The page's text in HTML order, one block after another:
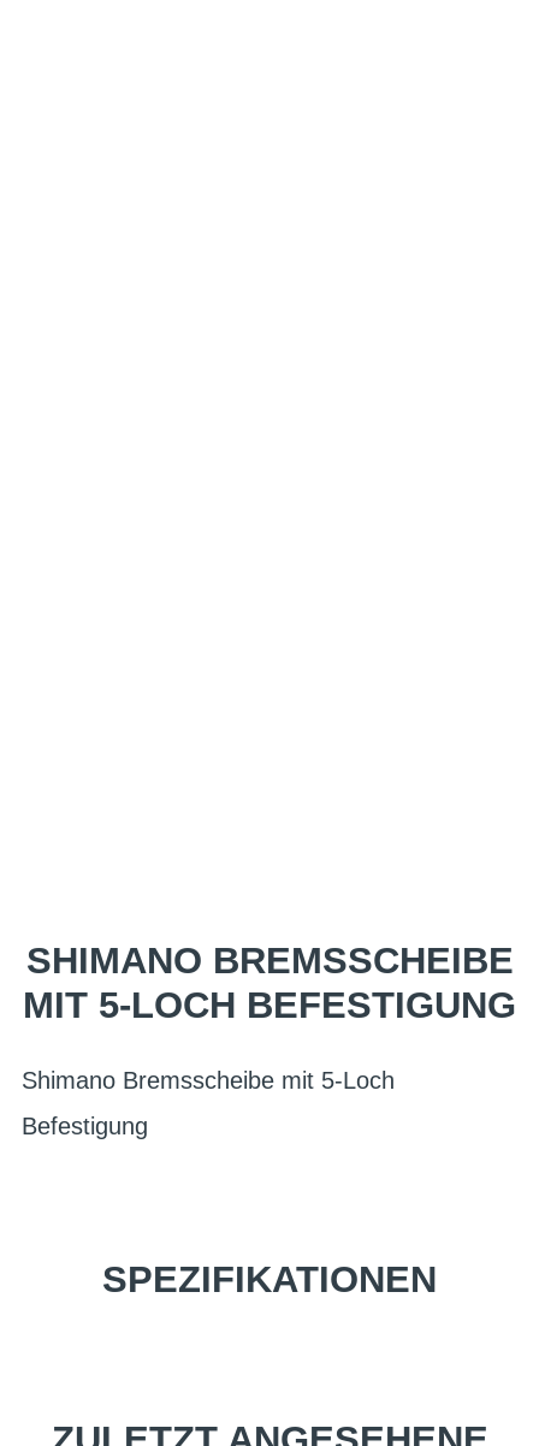
SHIMANO BREMSSCHEIBE
MIT 5-LOCH BEFESTIGUNG
Shimano Bremsscheibe mit 5-Loch
Befestigung
SPEZIFIKATIONEN